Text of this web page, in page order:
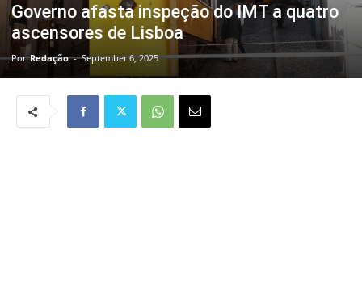
Governo afasta inspeção do IMT a quatro
ascensores de Lisboa
Por Redação - September 6, 2025